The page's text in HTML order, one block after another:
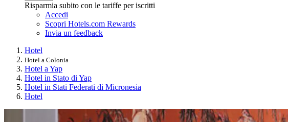
Risparmia subito con le tariffe per iscritti
Accedi
Scopri Hotels.com Rewards
Invia un feedback
Hotel
Hotel a Colonia
Hotel a Yap
Hotel in Stato di Yap
Hotel in Stati Federati di Micronesia
Hotel